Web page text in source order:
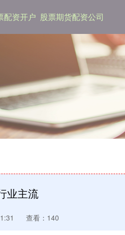
配资开户 股票期货配资公司
业主流
查看：140